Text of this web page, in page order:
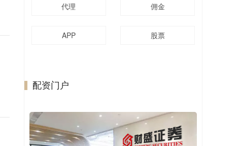
代理 佣金
APP 股票
配资门户